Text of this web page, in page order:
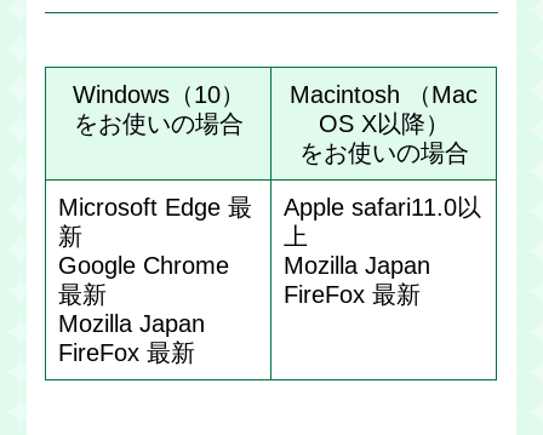
Windows（10）
をお使いの場合
Macintosh （Mac
OS X以降）
をお使いの場合
Microsoft Edge 最
新
Google Chrome
最新
Mozilla Japan
FireFox 最新
Apple safari11.0以
上
Mozilla Japan
FireFox 最新